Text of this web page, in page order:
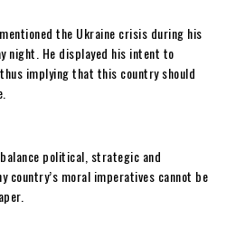
the Ukraine crisis during his
night. He displayed his intent to
implying that this country should
political, strategic and
country’s moral imperatives cannot be